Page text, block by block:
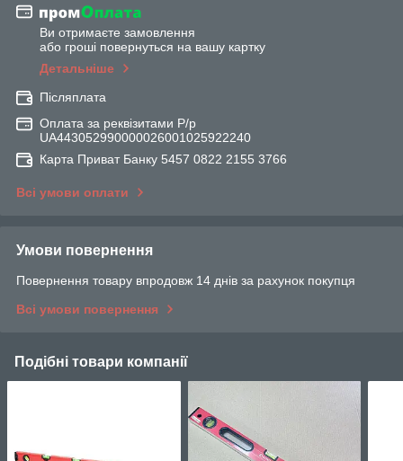
Ви отримаєте замовлення
або гроші повернуться на вашу картку
Детальніше
Післяплата
Оплата за реквізитами Р/р
UA443052990000026001025922240
Карта Приват Банку 5457 0822 2155 3766
Всі умови оплати
Умови повернення
Повернення товару впродовж 14 днів за рахунок покупця
Всі умови повернення
Подібні товари компанії